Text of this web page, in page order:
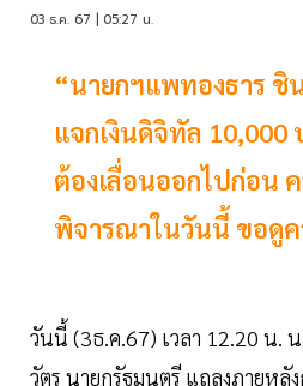
03 ธ.ค. 67 | 05:27 น.
“นายกฯแพทองธาร ชิ
แจกเงินดิจิทัล 10,000
ต้องเลื่อนออกไปก่อน
พิจารณาในวันนี้ ขอดูค
วันนี้ (3ธ.ค.67) เวลา 12.20 น.
วัตร นายกรัฐมนตรี แถลงภายหลั